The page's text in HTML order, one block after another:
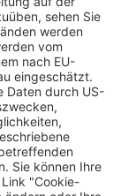
Ohne Gebot